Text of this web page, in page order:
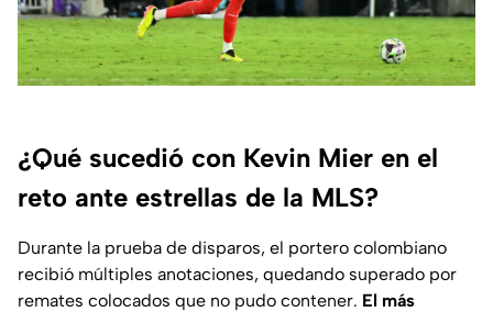
¿Qué sucedió con Kevin Mier en el
reto ante estrellas de la MLS?
Durante la prueba de disparos, el portero colombiano
recibió múltiples anotaciones, quedando superado por
remates colocados que no pudo contener. El más